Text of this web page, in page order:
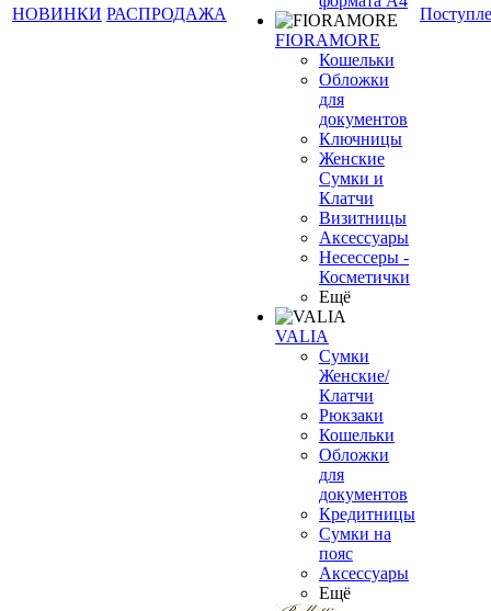
НОВИНКИ РАСПРОДАЖА
FIORAMORE
Кошельки
Обложки
для
документов
Ключницы
Женские
Сумки и
Клатчи
Визитницы
Аксессуары
Несессеры -
Косметички
Ещё
VALIA
Сумки
Женские/
Клатчи
Рюкзаки
Кошельки
Обложки
для
документов
Кредитницы
Сумки на
пояс
Аксессуары
Ещё